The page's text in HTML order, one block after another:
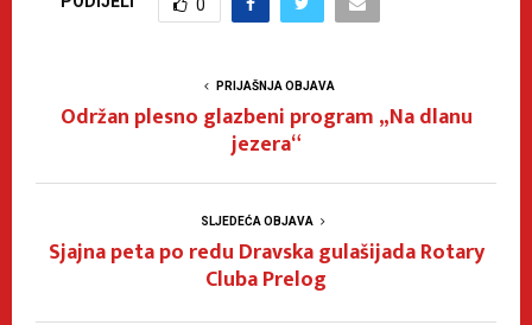
0
PRIJAŠNJA OBJAVA
Održan plesno glazbeni program „Na dlanu
jezera“
SLJEDEĆA OBJAVA
Sjajna peta po redu Dravska gulašijada Rotary
Cluba Prelog